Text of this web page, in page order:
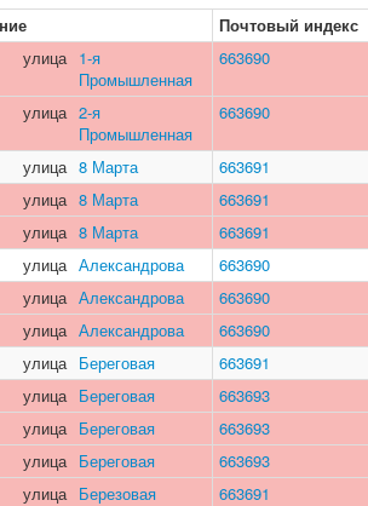
Почтовый индекс
улица 1-я
Промышленная
663690
улица 2-я
Промышленная
663690
улица 8 Марта
663691
улица 8 Марта
663691
улица 8 Марта
663691
улица Александрова
663690
улица Александрова
663690
улица Александрова
663690
улица Береговая
663691
улица Береговая
663693
улица Береговая
663693
улица Береговая
663693
улица Березовая
663691